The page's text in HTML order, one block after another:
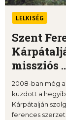
LELKISÉG
Szent
missziós
2008-ban még
küzdött a
Kárpátalján
ferences